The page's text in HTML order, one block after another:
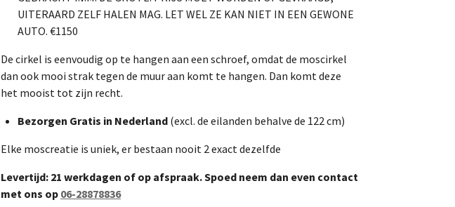
UITERAARD ZELF HALEN MAG. LET WEL ZE KAN NIET IN EEN GEWONE
AUTO. €1150
De cirkel is eenvoudig op te hangen aan een schroef, omdat de moscirkel
dan ook mooi strak tegen de muur aan komt te hangen. Dan komt deze
het mooist tot zijn recht.
Bezorgen Gratis in Nederland (excl. de eilanden behalve de 122 cm)
Elke moscreatie is uniek, er bestaan nooit 2 exact dezelfde
Levertijd: 21 werkdagen of op afspraak. Spoed neem dan even contact
met ons op 06-28878836